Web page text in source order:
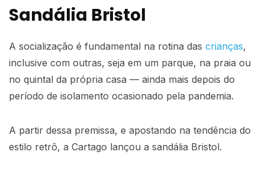
Sandália Bristol
A socialização é fundamental na rotina das crianças,
inclusive com outras, seja em um parque, na praia ou
no quintal da própria casa — ainda mais depois do
período de isolamento ocasionado pela pandemia.
A partir dessa premissa, e apostando na tendência do
estilo retrô, a Cartago lançou a sandália Bristol.